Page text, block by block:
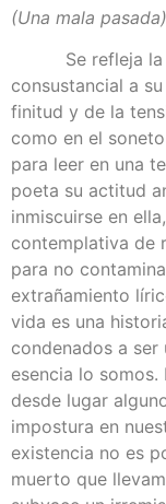
(Una mala
Se refleja la
consustancial a
finitud y de la
como en el
para leer en una
poeta su actitud
inmiscuirse en
contemplativa de
para no
extrañamiento
vida es una
condenados a
esencia lo
desde lugar
impostura en
existencia no es
muerto que